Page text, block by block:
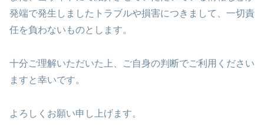
発端で発生しましたトラブルや損害につきまして、一切責
任を負わないものとします。
十分ご理解いただいた上、ご自身の判断でご利用ください
ますと幸いです。
よろしくお願い申し上げます。